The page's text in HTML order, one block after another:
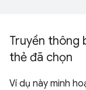
Truyền thông
thẻ đã chọn
Ví dụ này minh